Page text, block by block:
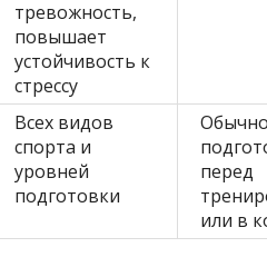
тревожность,
повышает
устойчивость к
стрессу
Всех видов
спорта и
уровней
подготовки
перед
или в